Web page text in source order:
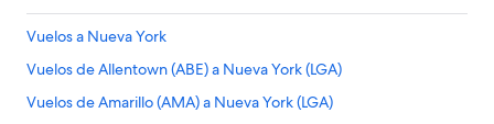
Vuelos a Nueva York
Vuelos de Allentown (ABE) a Nueva York (LGA)
Vuelos de Amarillo (AMA) a Nueva York (LGA)